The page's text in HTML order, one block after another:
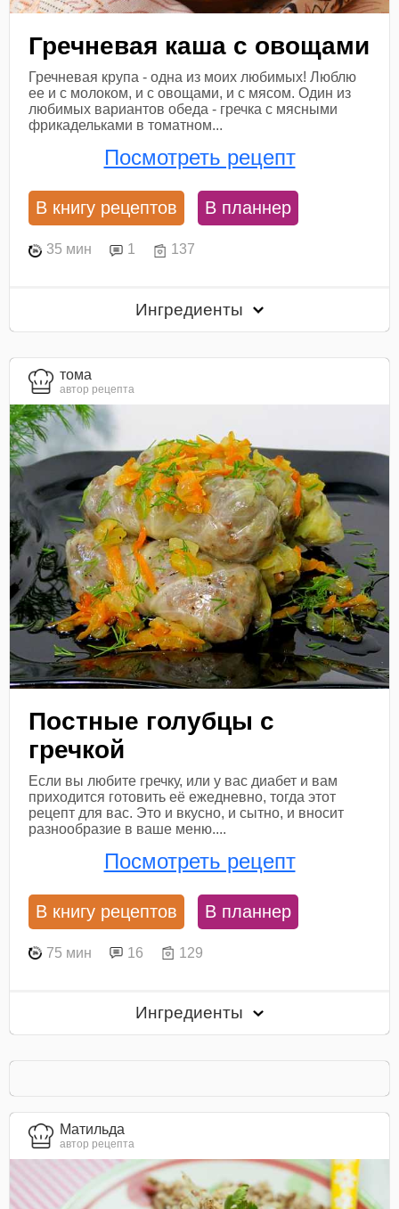
Гречневая каша с овощами
Гречневая крупа - одна из моих любимых! Люблю
ее и с молоком, и с овощами, и с мясом. Один из
любимых вариантов обеда - гречка с мясными
фрикадельками в томатном...
Посмотреть рецепт
В книгу рецептов В планнер
35 мин 1 137
Ингредиенты
тома
автор рецепта
Постные голубцы с
гречкой
Если вы любите гречку, или у вас диабет и вам
приходится готовить её ежедневно, тогда этот
рецепт для вас. Это и вкусно, и сытно, и вносит
разнообразие в ваше меню....
Посмотреть рецепт
В книгу рецептов В планнер
75 мин 16 129
Ингредиенты
Матильда
автор рецепта